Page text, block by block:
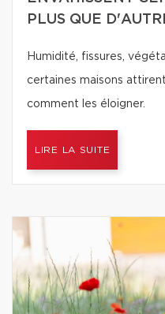
PLUS QUE
Humidité, fissures,
certaines maisons
comment les éloigner.
LIRE LA SUITE